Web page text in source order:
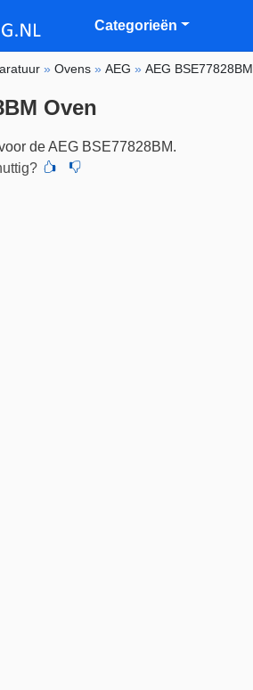
Categorieën
»Ovens »AEG »AEG BSE77828BM
Oven
de AEG BSE77828BM.